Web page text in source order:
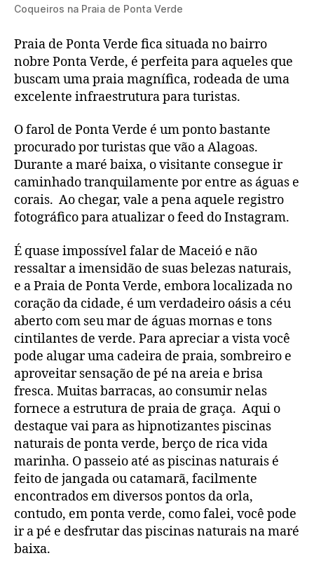
Coqueiros na Praia de Ponta Verde
Praia de Ponta Verde fica situada no bairro
nobre Ponta Verde, é perfeita para aqueles que
buscam uma praia magnífica, rodeada de uma
excelente infraestrutura para turistas.
O farol de Ponta Verde é um ponto bastante
procurado por turistas que vão a Alagoas.
Durante a maré baixa, o visitante consegue ir
caminhado tranquilamente por entre as águas e
corais. Ao chegar, vale a pena aquele registro
fotográfico para atualizar o feed do Instagram.
É quase impossível falar de Maceió e não
ressaltar a imensidão de suas belezas naturais,
e a Praia de Ponta Verde, embora localizada no
coração da cidade, é um verdadeiro oásis a céu
aberto com seu mar de águas mornas e tons
cintilantes de verde. Para apreciar a vista você
pode alugar uma cadeira de praia, sombreiro e
aproveitar sensação de pé na areia e brisa
fresca. Muitas barracas, ao consumir nelas
fornece a estrutura de praia de graça. Aqui o
destaque vai para as hipnotizantes piscinas
naturais de ponta verde, berço de rica vida
marinha. O passeio até as piscinas naturais é
feito de jangada ou catamarã, facilmente
encontrados em diversos pontos da orla,
contudo, em ponta verde, como falei, você pode
ir a pé e desfrutar das piscinas naturais na maré
baixa.